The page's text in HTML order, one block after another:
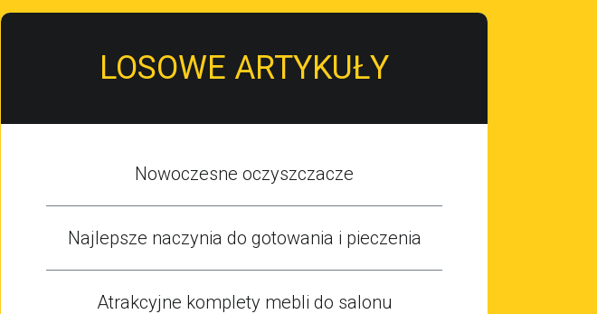
LOSOWE ARTYKUŁY
Nowoczesne oczyszczacze
Najlepsze naczynia do gotowania i pieczenia
Atrakcyjne komplety mebli do salonu